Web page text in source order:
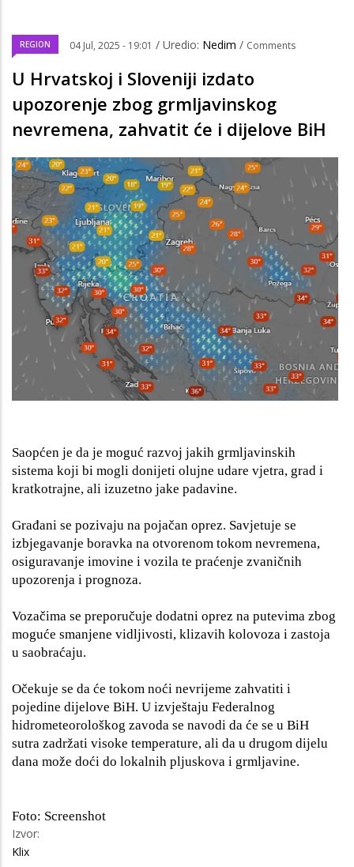
REGION 04 Jul, 2025 - 19:01 / Uredio: Nedim / Comments
U Hrvatskoj i Sloveniji izdato
upozorenje zbog grmljavinskog
nevremena, zahvatit će i dijelove BiH
Saopćen je da je moguć razvoj jakih grmljavinskih
sistema koji bi mogli donijeti olujne udare vjetra, grad i
kratkotrajne, ali izuzetno jake padavine.
Građani se pozivaju na pojačan oprez. Savjetuje se
izbjegavanje boravka na otvorenom tokom nevremena,
osiguravanje imovine i vozila te praćenje zvaničnih
upozorenja i prognoza.
Vozačima se preporučuje dodatni oprez na putevima zbog
moguće smanjene vidljivosti, klizavih kolovoza i zastoja
u saobraćaju.
Očekuje se da će tokom noći nevrijeme zahvatiti i
pojedine dijelove BiH. U izvještaju Federalnog
hidrometeorološkog zavoda se navodi da će se u BiH
sutra zadržati visoke temperature, ali da u drugom dijelu
dana može doći do lokalnih pljuskova i grmljavine.
Foto: Screenshot
Izvor:
Klix